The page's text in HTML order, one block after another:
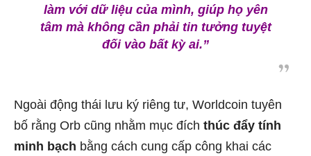
làm với dữ liệu của mình, giúp họ yên
tâm mà không cần phải tin tưởng tuyệt
đối vào bất kỳ ai.”
Ngoài động thái lưu ký riêng tư, Worldcoin tuyên
bố rằng Orb cũng nhằm mục đích thúc đẩy tính
minh bạch bằng cách cung cấp công khai các